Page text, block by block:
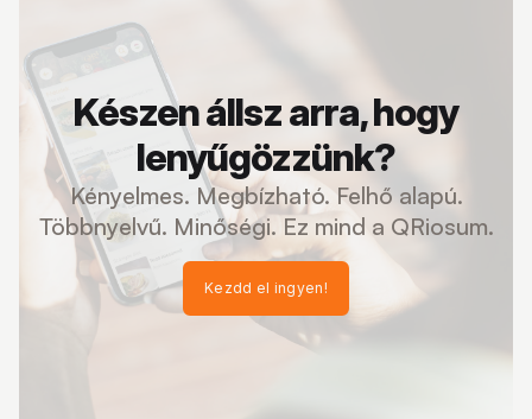
Készen állsz arra, hogy
lenyűgözzünk?
Kényelmes. Megbízható. Felhő alapú.
Többnyelvű. Minőségi. Ez mind a QRiosum.
Kezdd el ingyen!